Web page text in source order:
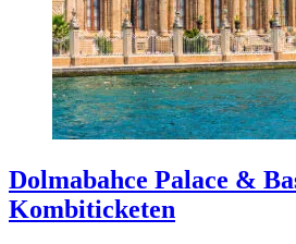
Dolmabahce Palace &
Kombiticketen